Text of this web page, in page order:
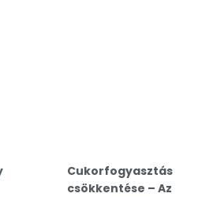
Cukorfogyasztás
csökkentése – Az